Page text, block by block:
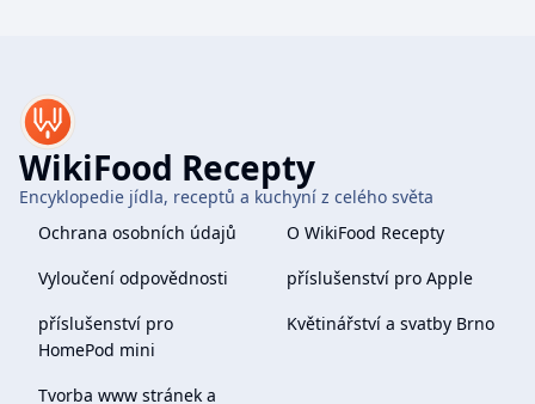
WikiFood Recepty
Encyklopedie jídla, receptů a kuchyní z celého světa
Ochrana osobních údajů
O WikiFood Recepty
Vyloučení odpovědnosti
příslušenství pro Apple
příslušenství pro
HomePod mini
Květinářství a svatby Brno
Tvorba www stránek a